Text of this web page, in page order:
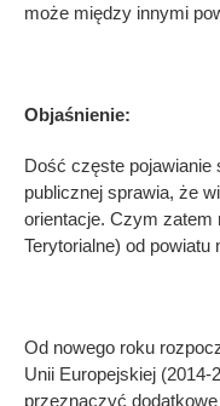
może między innymi
Objaśnienie:
Dość częste
publicznej sprawia, że
orientacje. Czym zatem
Terytorialne) od powiatu
Od nowego roku
Unii Europejskiej (2014-
przeznaczyć